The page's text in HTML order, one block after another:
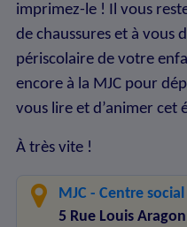
imprimez-le ! Il vous
de chaussures et à vous
périscolaire de votre
encore à la MJC pour
vous lire et d’animer cet
À très vite !
MJC - Centre
5 Rue Louis